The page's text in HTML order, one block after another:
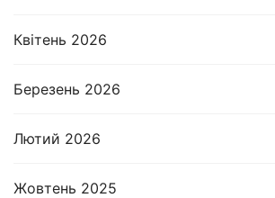
Квітень 2026
Березень 2026
Лютий 2026
Жовтень 2025